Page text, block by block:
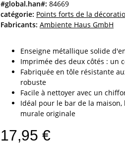
#global.han#: 84669
catégorie: Points forts de la
Fabricants: Ambiente Haus GmbH
Enseigne métallique solide
Imprimée des deux côtés : un
Fabriquée en tôle résistante
robuste
Facile à nettoyer avec un
Idéal pour le bar de la
murale originale
17,95 €